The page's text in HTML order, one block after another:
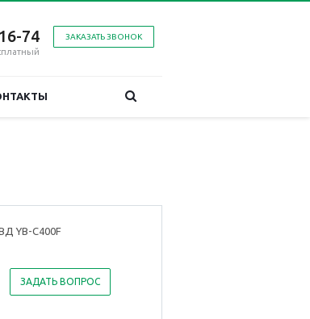
ЗАКАЗАТЬ ЗВОНОК
74
YB-C400F
ЗАДАТЬ ВОПРОС